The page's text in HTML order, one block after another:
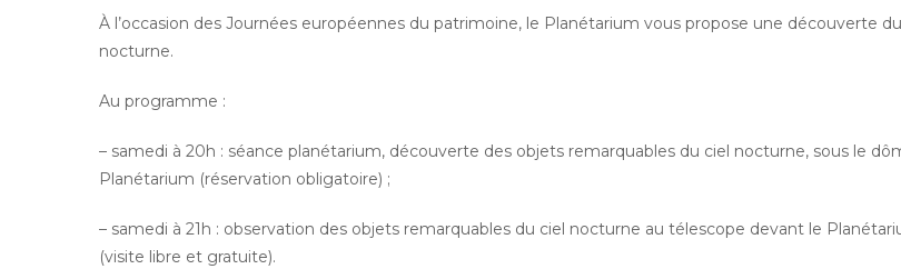
À l’occasion des Journées européennes du patrimoine, le Planétarium vous propose une découverte
nocturne.
Au programme :
– samedi à 20h : séance planétarium, découverte des objets remarquables du ciel nocturne, sous le
Planétarium (réservation obligatoire) ;
– samedi à 21h : observation des objets remarquables du ciel nocturne au télescope devant le
(visite libre et gratuite).